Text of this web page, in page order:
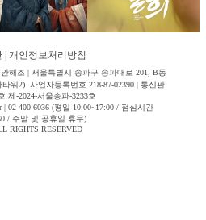
개인정보처리방침
해조 | 서울특별시 송파구 송파대로 201, B동
워2) 사업자등록번호 218-87-02390 | 통신판
제-2024-서울송파-3233호
| 02-400-6036 (평일 10:00~17:00 / 점심시간
/ 주말 및 공휴일 휴무)
RIGHTS RESERVED